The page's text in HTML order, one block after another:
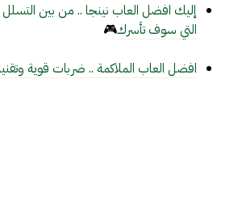
إليك افضل العاب نينجا .. من بين التسلل
التي سوف تأسرك🎮
افضل العاب الملاكمة .. ضربات قوية